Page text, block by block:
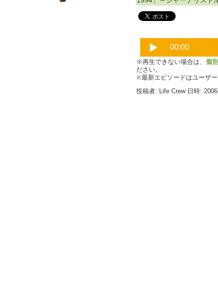
※再生できない場合は、 個
ださい。
※最新エピソードはユーザ
投稿者: Life Crew 日時: